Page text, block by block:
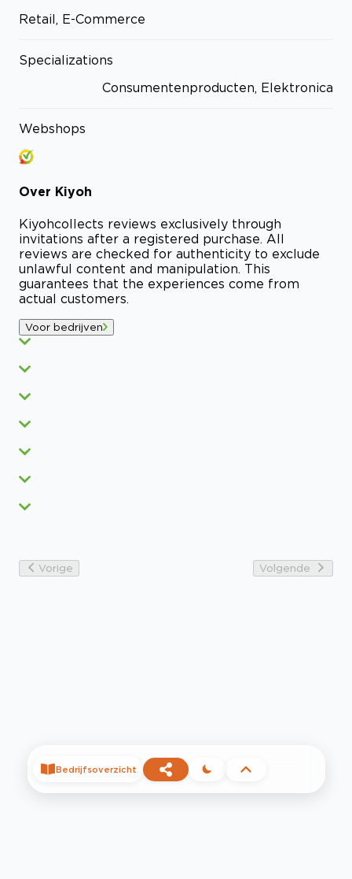
Retail, E-Commerce
Specializations
Consumentenproducten, Elektronica
Webshops
Over Kiyoh
Kiyohcollects reviews exclusively through
invitations after a registered purchase. All
reviews are checked for authenticity to exclude
unlawful content and manipulation. This
guarantees that the experiences come from
actual customers.
Voor bedrijven
Vorige Volgende
Bedrijfsoverzicht